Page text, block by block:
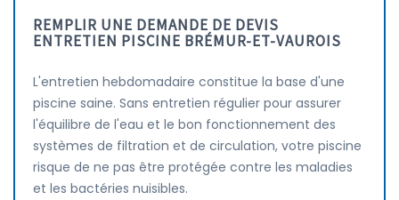
REMPLIR UNE DEMANDE DE DEVIS
ENTRETIEN PISCINE BRÉMUR-ET-VAUROIS
L'entretien hebdomadaire constitue la base d'une
piscine saine. Sans entretien régulier pour assurer
l'équilibre de l'eau et le bon fonctionnement des
systèmes de filtration et de circulation, votre piscine
risque de ne pas être protégée contre les maladies
et les bactéries nuisibles.